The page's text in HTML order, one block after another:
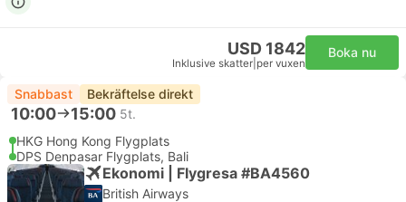
USD 1842
Inklusive skatter per vuxen
Boka nu
Snabbast Bekräftelse direkt
10:00 15:00 5t.
HKG Hong Kong Flygplats
DPS Denpasar Flygplats, Bali
Ekonomi | Flygresa #BA4560
British Airways